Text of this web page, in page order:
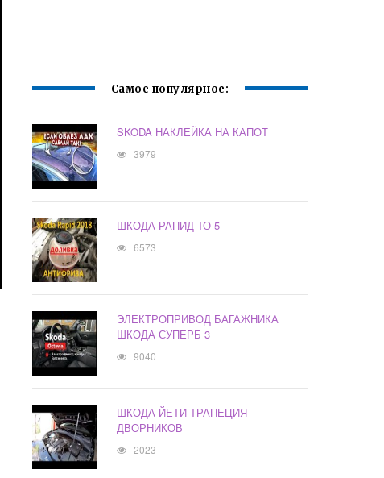
Самое популярное:
SKODA НАКЛЕЙКА НА КАПОТ
3979
ШКОДА РАПИД ТО 5
6573
ЭЛЕКТРОПРИВОД БАГАЖНИКА
ШКОДА СУПЕРБ 3
9040
ШКОДА ЙЕТИ ТРАПЕЦИЯ
ДВОРНИКОВ
2023